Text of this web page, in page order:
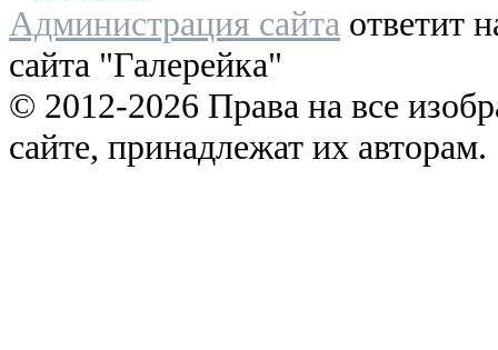
Администрация сайта ответит
сайта "Галерейка"
© 2012-2026 Права на все
сайте, принадлежат их авторам.